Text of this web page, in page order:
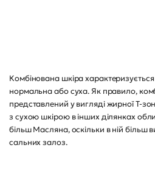
Комбінована шкіра
нормальна або суха. Як правило,
представлений у вигляді жирної Т-
з сухою шкірою в інших ділянках
більш Масляна, оскільки в ній більш
сальних залоз.